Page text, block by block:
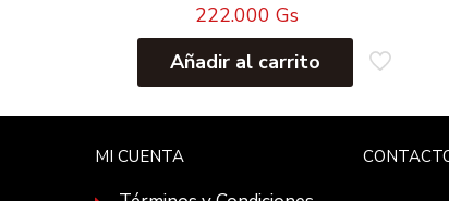
222.000 Gs
Añadir al carrito
MI CUENTA